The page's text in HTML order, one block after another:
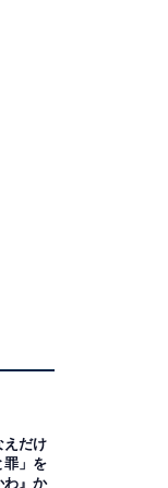
えだけ
罪」を
わ』か